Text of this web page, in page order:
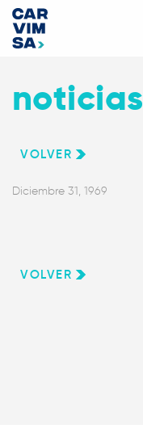
noticias
VOLVER
Diciembre 31, 1969
VOLVER